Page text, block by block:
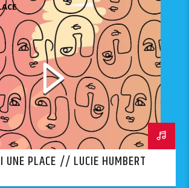
UNE PLACE // LUCIE HUMBERT